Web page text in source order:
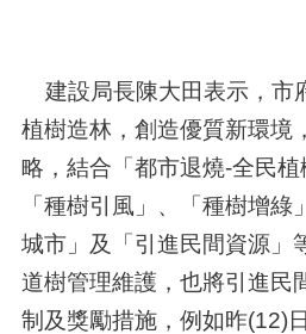
建設局長陳大田表示，市
植樹造林，創造優質新環境
略，結合「都市退燒-全民
「種樹引風」、「種樹增
城市」及「引進民間資源」
道樹管理維護，也將引進民
制及獎勵措施，例如昨(12)